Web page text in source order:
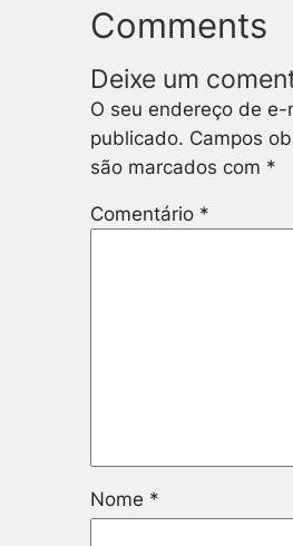
Comments
Deixe um
O seu endereço de e-
publicado. Campos
são marcados com *
Comentário *
Nome *